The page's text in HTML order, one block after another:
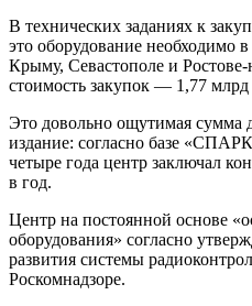
В технических заданиях к
это оборудование необходимо
Крыму, Севастополе и
стоимость закупок — 1,77 млрд
Это довольно ощутимая
издание: согласно базе
четыре года центр заключал
в год.
Центр на постоянной основе
оборудования» согласно
развития системы
Роскомнадзоре.